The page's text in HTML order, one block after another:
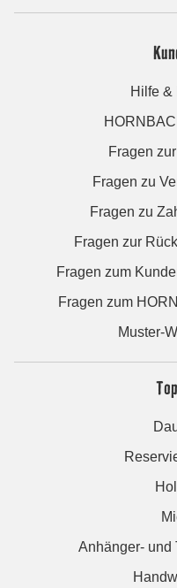
Hilfe &
Fragen
Fragen zu
Fragen zu
Fragen zur
Fragen zum
Fragen zum
Muster-
Anhänger- und